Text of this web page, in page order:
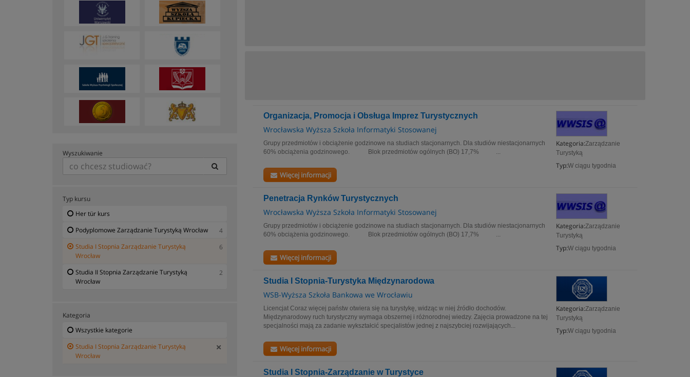
Organizacja, Promocja i Obsługa Imprez Turystycznych
Wrocławska Wyższa Szkoła Informatyki Stosowanej
Kategoria:Zarządzanie
Turystyką
Typ:W ciągu tygodnia
Grupy przedmiotów i obciążenie godzinowe na studiach stacjonarnych. Dla studiów niestacjonarnych
60% obciążenia godzinowego. Blok przedmiotów ogólnych (BO) 17,7% ...
Więcej informacji
Penetracja Rynków Turystycznych
Wrocławska Wyższa Szkoła Informatyki Stosowanej
Kategoria:Zarządzanie
Turystyką
Typ:W ciągu tygodnia
Grupy przedmiotów i obciążenie godzinowe na studiach stacjonarnych. Dla studiów niestacjonarnych
60% obciążenia godzinowego. Blok przedmiotów ogólnych (BO) 17,7% ...
Więcej informacji
Studia I Stopnia-Turystyka Międzynarodowa
WSB-Wyższa Szkoła Bankowa we Wrocławiu
Kategoria:Zarządzanie
Turystyką
Typ:W ciągu tygodnia
Licencjat Coraz więcej państw otwiera się na turystykę, widząc w niej źródło dochodów.
Międzynarodowy ruch turystyczny wymaga obszernej i różnorodnej wiedzy. Zajęcia prowadzone na tej
specjalności mają za zadanie wykształcić specjalistów jednej z najszybciej rozwijających...
Więcej informacji
Studia I Stopnia-Zarządzanie w Turystyce
Wyszukiwanie
Typ kursu
Her tür kurs
Podyplomowe Zarządzanie Turystyką Wrocław
4
Studia I Stopnia Zarządzanie Turystyką
Wrocław
6
Studia II Stopnia Zarządzanie Turystyką
Wrocław
2
Kategoria
Wszystkie kategorie
Studia I Stopnia Zarządzanie Turystyką
Wrocław